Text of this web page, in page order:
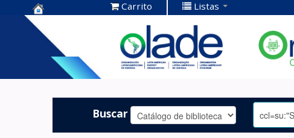
Centro de
Documentación
OLADE -
Carrito Listas
Buscar